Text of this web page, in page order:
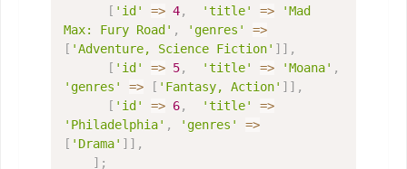
[ 'id' => 4, 'title' =>
'Mad
Max: Fury Road' , 'genres'
=>
[ 'Adventure, Science Fiction' ] ] ,
[ 'id' => 5, 'title' => 'Moana' ,
'genres'
=> [ 'Fantasy, Action' ] ] ,
[ 'id' => 6, 'title'
=>
'Philadelphia' , 'genres'
=>
[ 'Drama' ] ] ,
] ;